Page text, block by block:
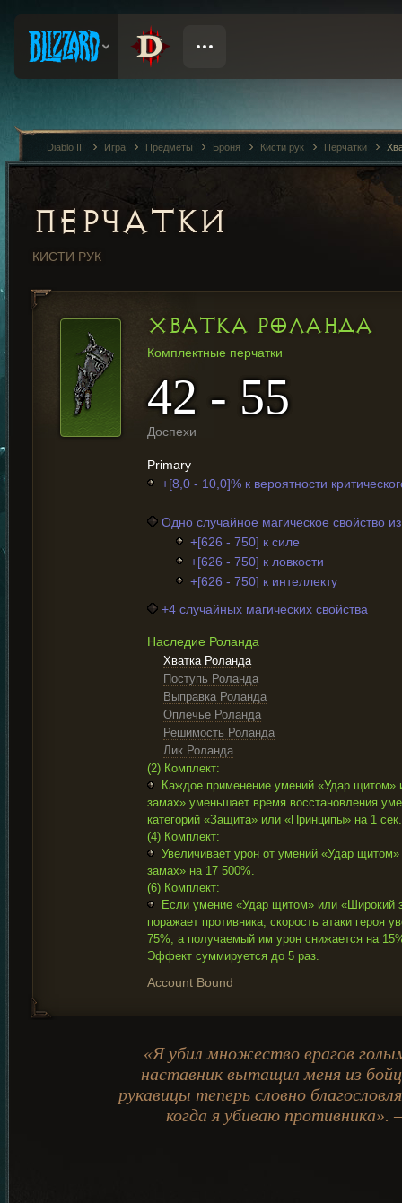
ПЕРЧАТКИ
КИСТИ РУК
ХВАТКА РОЛАНДА
Комплектные перчатки
42 - 55
Доспехи
Primary
+[8,0 - 10,0]% к вероятности
Одно случайное магическое свойство
+[626 - 750] к силе
+[626 - 750] к ловкости
+[626 - 750] к интеллекту
+4 случайных магических свойства
Наследие Роланда
Хватка Роланда
Поступь Роланда
Выправка Роланда
Оплечье Роланда
Решимость Роланда
Лик Роланда
(2) Комплект:
Каждое применение умений «Удар щитом»
замах» уменьшает время восстановления
категорий «Защита» или «Принципы» на 1 сек.
(4) Комплект:
Увеличивает урон от умений «Удар
замах» на 17 500%.
(6) Комплект:
Если умение «Удар щитом» или «Широкий
поражает противника, скорость атаки героя
75%, а получаемый им урон снижается на
Эффект суммируется до 5 раз.
Account Bound
«Я убил множество врагов
наставник вытащил меня из
рукавицы теперь словно
когда я убиваю
Diablo III Игра Предметы Броня Кисти рук Перчатки